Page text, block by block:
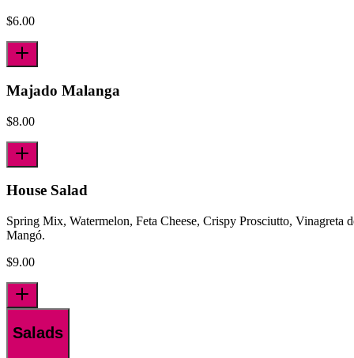
$6.00
Majado Malanga
$8.00
House Salad
Spring Mix, Watermelon, Feta Cheese, Crispy Prosciutto, Vinagreta
Mangó.
$9.00
Salads